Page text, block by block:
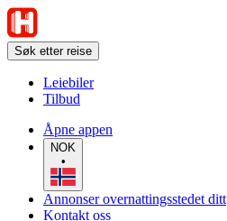
Søk etter reise
Leiebiler
Tilbud
Åpne appen
NOK
•
Annonser overnattingsstedet ditt
Kontakt oss